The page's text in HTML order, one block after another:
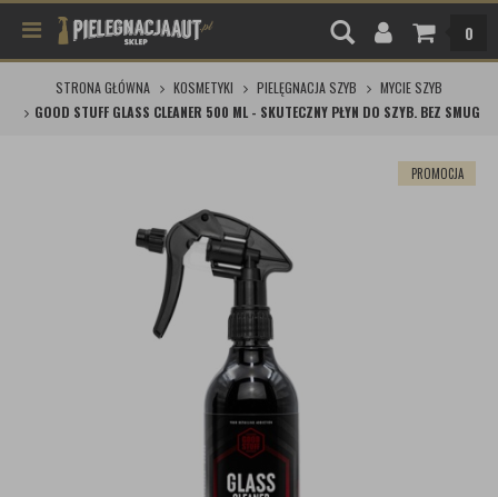
0
STRONA GŁÓWNA KOSMETYKI PIELĘGNACJA SZYB
MYCIE SZYB
GOOD STUFF GLASS CLEANER 500 ML - SKUTECZNY PŁYN DO SZYB. BEZ SMUG
PROMOCJA